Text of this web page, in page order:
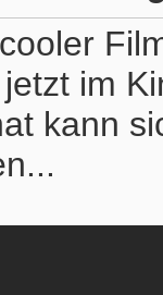
im
kann